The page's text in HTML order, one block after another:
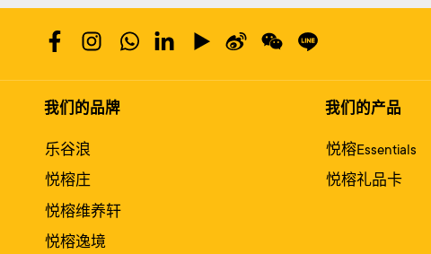
我们的品牌
乐谷浪
悦榕庄
悦榕维养轩
悦榕逸境
我们的产品
悦榕Essentials
悦榕礼品卡